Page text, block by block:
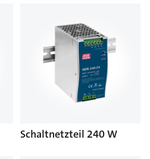
Schaltnetzteil 240 W